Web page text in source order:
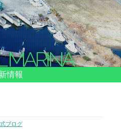
整備・特殊艤装
マリーナ情報・料金表
MARINA
情報
ブログ